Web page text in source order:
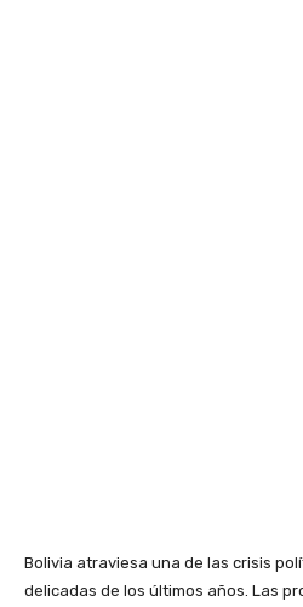
Bolivia atraviesa una de las crisis
delicadas de los últimos años. Las